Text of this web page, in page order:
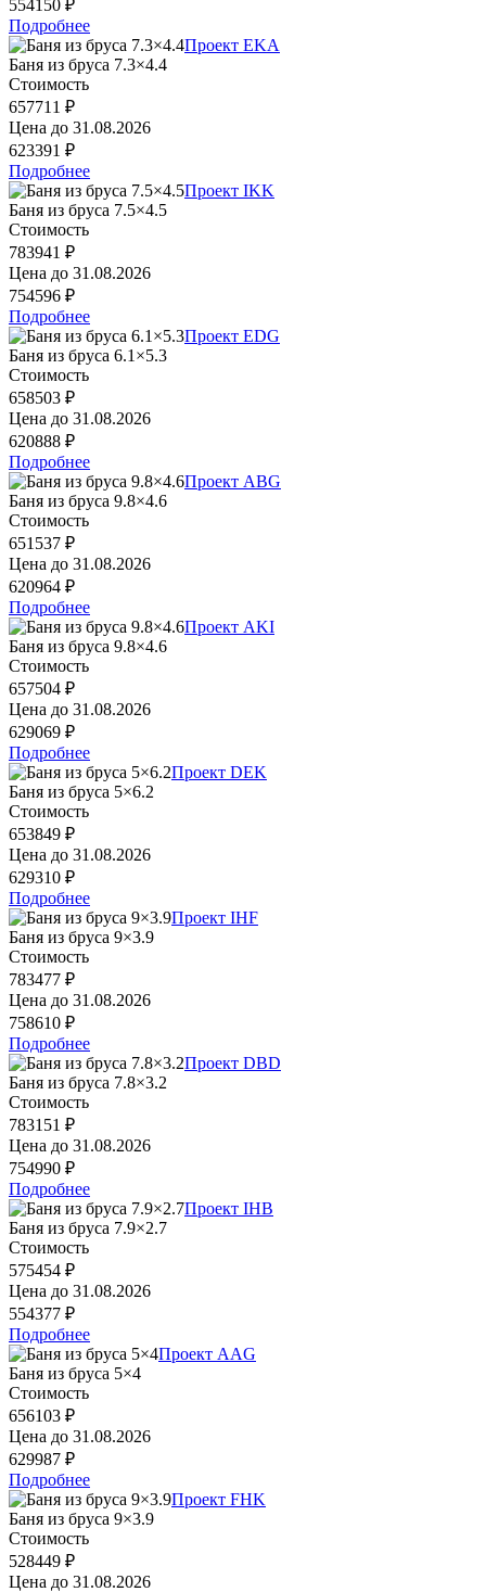
554150 ₽
Подробнее
Проект EKA
Баня из бруса 7.3×4.4
Стоимость
657711 ₽
Цена до 31.08.2026
623391 ₽
Подробнее
Проект IKK
Баня из бруса 7.5×4.5
Стоимость
783941 ₽
Цена до 31.08.2026
754596 ₽
Подробнее
Проект EDG
Баня из бруса 6.1×5.3
Стоимость
658503 ₽
Цена до 31.08.2026
620888 ₽
Подробнее
Проект ABG
Баня из бруса 9.8×4.6
Стоимость
651537 ₽
Цена до 31.08.2026
620964 ₽
Подробнее
Проект AKI
Баня из бруса 9.8×4.6
Стоимость
657504 ₽
Цена до 31.08.2026
629069 ₽
Подробнее
Проект DEK
Баня из бруса 5×6.2
Стоимость
653849 ₽
Цена до 31.08.2026
629310 ₽
Подробнее
Проект IHF
Баня из бруса 9×3.9
Стоимость
783477 ₽
Цена до 31.08.2026
758610 ₽
Подробнее
Проект DBD
Баня из бруса 7.8×3.2
Стоимость
783151 ₽
Цена до 31.08.2026
754990 ₽
Подробнее
Проект IHB
Баня из бруса 7.9×2.7
Стоимость
575454 ₽
Цена до 31.08.2026
554377 ₽
Подробнее
Проект AAG
Баня из бруса 5×4
Стоимость
656103 ₽
Цена до 31.08.2026
629987 ₽
Подробнее
Проект FHK
Баня из бруса 9×3.9
Стоимость
528449 ₽
Цена до 31.08.2026